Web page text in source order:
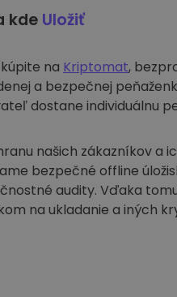
kde Uložiť
na Kriptomat,
a bezpečnej
dostane individuálnu
našich zákazníkov a
bezpečné offline
audity. Vďaka
na ukladanie a iných